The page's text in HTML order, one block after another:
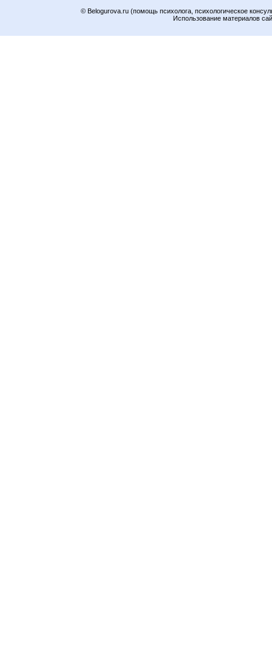
© Belogurova.ru (помощь психолога, психологическое
Использование материалов